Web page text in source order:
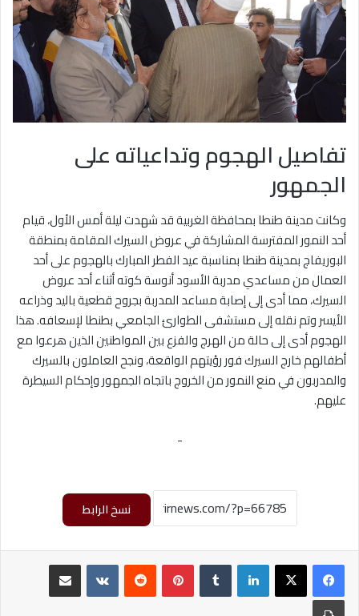
تفاصيل الهجوم وتداعياته على
الجمهور
وكانت مدينة طنطا بمحافظة الغربية قد شهدت ليلة أمس الأول، قيام
أحد النمور المفترسة المشاركة في عروض السيرك المقامة بمنطقة
البوريفاج بمدينة طنطا بمناسبة عيد الفطر المبارك بالهجوم على أحد
العمال من مساعدي مدربة الأسود أنوسة كوته أثناء أحد عروض
السيرك، مما أدى إلى إصابة مساعد المدربة بجروح قطعية باليد وذراعه
الأيسر وتم نقله إلى مستشفى الطوارئ الجامعي بطنطا لإسعافه. هذا
الهجوم أدى إلى حالة من الهرج والفزع بين المواطنين الذين هرعوا مع
أطفالهم خارج السيرك فور رؤيتهم الواقعة، ونجح العاملون بالسيرك
والمدربون في منع النمور من الخروج باتجاه الجمهور وإحكام السيطرة
عليهم.
-
نسخ الرابط
لينكدإن بينتيريست
طباعة